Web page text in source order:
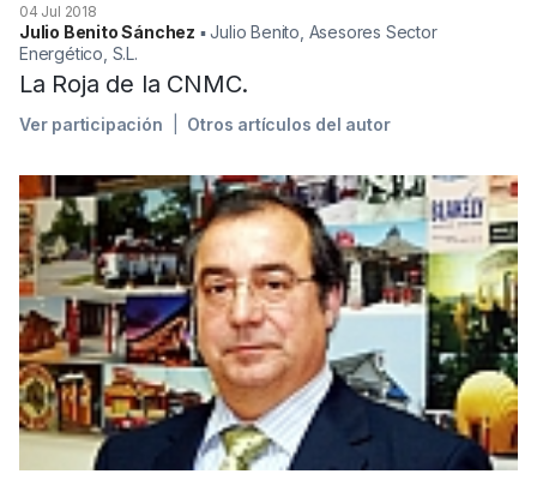
04 Jul 2018
Julio Benito Sánchez ▪︎ Julio Benito, Asesores Sector
Energético, S.L.
La Roja de la CNMC.
Ver participación Otros artículos del autor